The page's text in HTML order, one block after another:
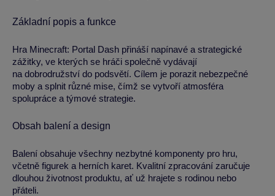
Základní popis a funkce
Hra Minecraft: Portal Dash přináší napínavé a strategické
zážitky, ve kterých se hráči společně vydávají
na dobrodružství do podsvětí. Cílem je porazit nebezpečné
moby a splnit různé mise, čímž se vytvoří atmosféra
spolupráce a týmové strategie.
Obsah balení a design
Balení obsahuje všechny nezbytné komponenty pro hru,
včetně figurek a herních karet. Kvalitní zpracování zaručuje
dlouhou životnost produktu, ať už hrajete s rodinou nebo
přáteli.